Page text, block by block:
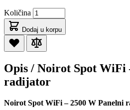
Količina
Dodaj u korpu
Opis / Noirot Spot WiFi
radijator
Noirot Spot WiFi – 2500 W Panelni